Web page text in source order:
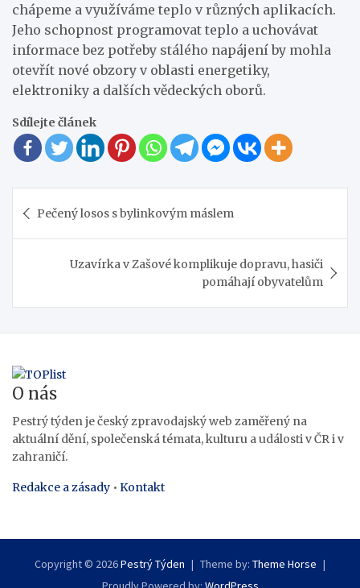
chápeme a využíváme teplo v různých aplikacích.
Jeho schopnost programovat teplo a uchovávat
informace bez potřeby stálého napájení by mohla
otevřít nové obzory v oblasti energetiky,
elektroniky a dalších vědeckých oborů.
Sdílejte článek
proPečený losos s bylinkovým máslem
Uzavírka v Zašové komplikuje dopravu, hasiči
pomáhají obyvatelům
O nás
Pestrý týden je český zpravodajský web zaměřený na
aktuální dění, společenská témata, kulturu a události v ČR i v
zahraničí.
Redakce a zásady • Kontakt
Copyright © 2026Pestrý Týden Theme by: Theme Horse